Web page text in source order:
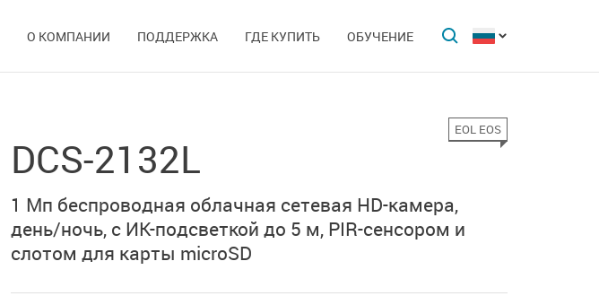
О КОМПАНИИ ПОДДЕРЖКА ГДЕ КУПИТЬ ОБУЧЕНИЕ
DCS-2132L
EOL EOS
1 Мп беспроводная облачная сетевая HD-камера,
день/ночь, с ИК-подсветкой до 5 м, PIR-сенсором и
слотом для карты microSD